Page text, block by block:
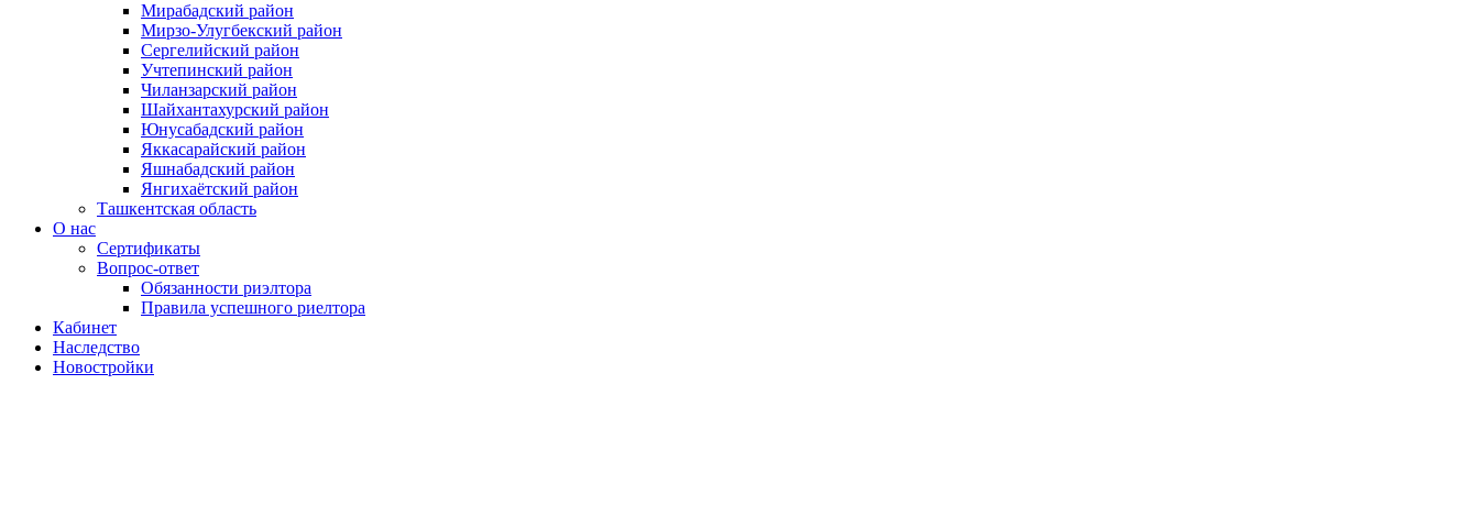
Мирабадский район
Мирзо-Улугбекский район
Сергелийский район
Учтепинский район
Чиланзарский район
Шайхантахурский район
Юнусабадский район
Яккасарайский район
Яшнабадский район
Янгихаётский район
Ташкентская область
О нас
Сертификаты
Вопрос-ответ
Обязанности риэлтора
Правила успешного риелтора
Кабинет
Наследство
Новостройки